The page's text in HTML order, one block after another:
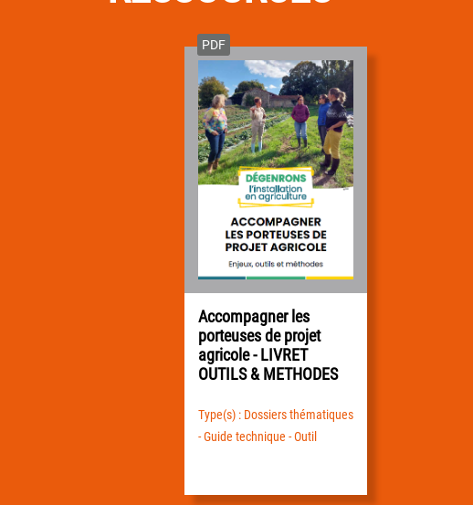
PDF
Accompagner les
porteuses de projet
agricole - LIVRET
OUTILS & METHODES
Type(s) : Dossiers thématiques
- Guide technique - Outil